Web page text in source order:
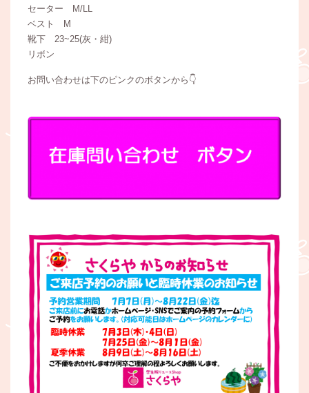
セーター M/LL
ベスト M
靴下 23~25(灰・紺)
リボン
お問い合わせは下のピンクのボタンから👇